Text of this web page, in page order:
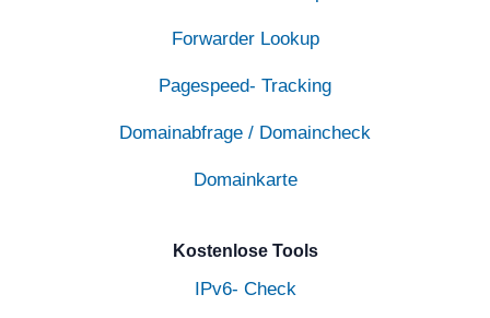
Forwarder Lookup
Pagespeed- Tracking
Domainabfrage / Domaincheck
Domainkarte
Kostenlose Tools
IPv6- Check